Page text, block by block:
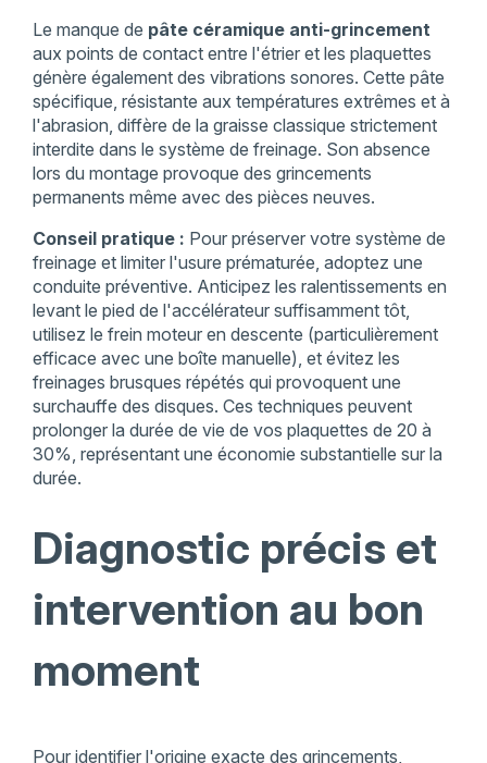
Le manque de pâte céramique anti-grincement
aux points de contact entre l'étrier et les plaquettes
génère également des vibrations sonores. Cette pâte
spécifique, résistante aux températures extrêmes et à
l'abrasion, diffère de la graisse classique strictement
interdite dans le système de freinage. Son absence
lors du montage provoque des grincements
permanents même avec des pièces neuves.
Conseil pratique : Pour préserver votre système de
freinage et limiter l'usure prématurée, adoptez une
conduite préventive. Anticipez les ralentissements en
levant le pied de l'accélérateur suffisamment tôt,
utilisez le frein moteur en descente (particulièrement
efficace avec une boîte manuelle), et évitez les
freinages brusques répétés qui provoquent une
surchauffe des disques. Ces techniques peuvent
prolonger la durée de vie de vos plaquettes de 20 à
30%, représentant une économie substantielle sur la
durée.
Diagnostic précis et
intervention au bon
moment
Pour identifier l'origine exacte des grincements,